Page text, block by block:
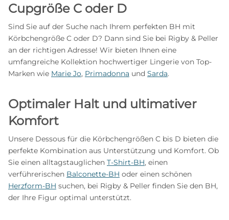
Cupgröße C oder D
Sind Sie auf der Suche nach Ihrem perfekten BH mit
Körbchengröße C oder D? Dann sind Sie bei Rigby & Peller
an der richtigen Adresse! Wir bieten Ihnen eine
umfangreiche Kollektion hochwertiger Lingerie von Top-
Marken wie Marie Jo, Primadonna und Sarda.
Optimaler Halt und ultimativer
Komfort
Unsere Dessous für die Körbchengrößen C bis D bieten die
perfekte Kombination aus Unterstützung und Komfort. Ob
Sie einen alltagstauglichen T-Shirt-BH, einen
verführerischen Balconette-BH oder einen schönen
Herzform-BH suchen, bei Rigby & Peller finden Sie den BH,
der Ihre Figur optimal unterstützt.